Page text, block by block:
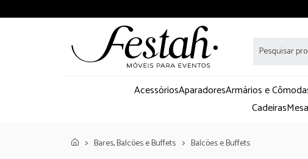
AcessóriosAparadoresArmários e
Cadeiras
Bares, Balcões e Buffets Balcões e Buffets